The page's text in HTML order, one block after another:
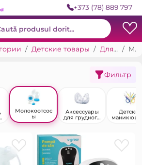
+373 (78) 889 797
Детские товары Для младенцев и матерей Молокоотсосы
Фильтр
Молокоотсос
ы
Аксессуары
для грудного
Детские